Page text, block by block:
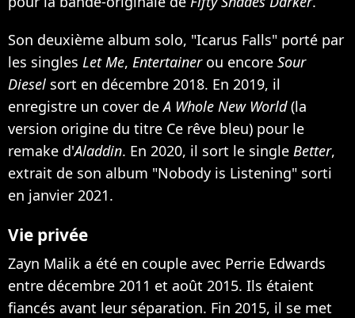
Son deuxième album solo, "Icarus Falls" porté par
les singles Let Me, Entertainerou encore Sour
Diesel sort en décembre 2018. En 2019, il
enregistre un cover deA Whole New World(la
version origine du titre Ce rêve bleu) pour le
remake d'Aladdin. En 2020, il sort le single Better,
extrait de son album "Nobody is Listening" sorti
en janvier 2021.
Vie privée
Zayn Malik a été en couple avec Perrie Edwards
entre décembre 2011 et août 2015. Ils étaient
fiancés avant leur séparation. Fin 2015, il se met